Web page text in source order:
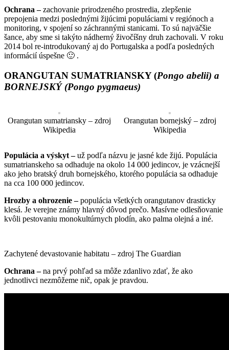
Ochrana –zachovanie prirodzeného prostredia, zlepšenie
prepojenia medzi poslednými žijúcimi populáciami v regiónoch a
monitoring, v spojení so záchrannými stanicami. To sú najväčšie
šance, aby sme si takýto nádherný živočíšny druh zachovali. V roku
2014 bol re-introdukovaný aj do Portugalska a podľa posledných
informácií úspešne 🙂 .
ORANGUTAN SUMATRIANSKY (Pongo abelii) a
BORNEJSKÝ (Pongo pygmaeus)
Orangutan sumatriansky – zdroj
Wikipedia
Orangutan bornejský – zdroj
Wikipedia
Populácia a výskyt –už podľa názvu je jasné kde žijú. Populácia
sumatrianskeho sa odhaduje na okolo 14 000 jedincov, je vzácnejší
ako jeho bratský druh bornejského, ktorého populácia sa odhaduje
na cca 100 000 jedincov.
Hrozby a ohrozenie –populácia všetkých orangutanov drasticky
klesá. Je verejne známy hlavný dôvod prečo. Masívne odlesňovanie
kvôli pestovaniu monokultúrnych plodín, ako palma olejná a iné.
Zachytené devastovanie habitatu – zdroj The Guardian
Ochrana –na prvý pohľad sa môže zdanlivo zdať, že ako
jednotlivci nezmôžeme nič, opak je pravdou.